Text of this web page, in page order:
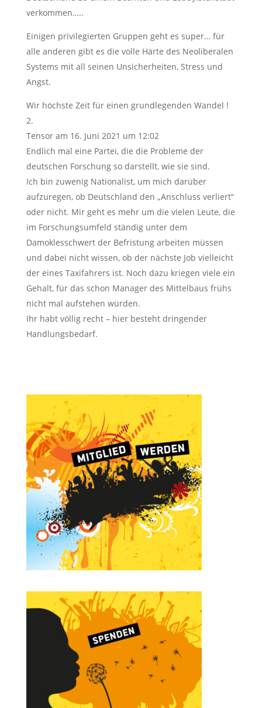
verkommen…..
Einigen privilegierten Gruppen geht es super… für
alle anderen gibt es die volle Härte des Neoliberalen
Systems mit all seinen Unsicherheiten, Stress und
Angst.
Wir höchste Zeit für einen grundlegenden Wandel !
Tensor am 16. Juni 2021 um 12:02
Endlich mal eine Partei, die die Probleme der
deutschen Forschung so darstellt, wie sie sind.
Ich bin zuwenig Nationalist, um mich darüber
aufzuregen, ob Deutschland den „Anschluss verliert“
oder nicht. Mir geht es mehr um die vielen Leute, die
im Forschungsumfeld ständig unter dem
Damoklesschwert der Befristung arbeiten müssen
und dabei nicht wissen, ob der nächste Job vielleicht
der eines Taxifahrers ist. Noch dazu kriegen viele ein
Gehalt, für das schon Manager des Mittelbaus frühs
nicht mal aufstehen würden.
Ihr habt völlig recht – hier besteht dringender
Handlungsbedarf.